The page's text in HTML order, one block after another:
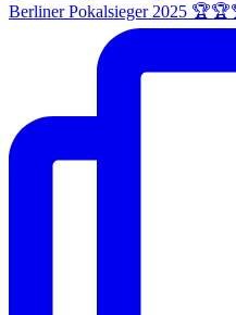
Berliner Pokalsieger 2025